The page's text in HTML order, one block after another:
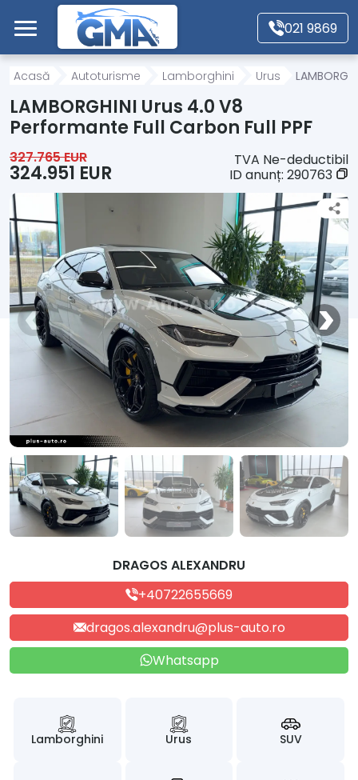
Mergi direct la conținutul principal
021 9869
Acasă
Autoturisme
Motociclete
Autoutilitare
Alte tipuri vehicule
Despre Noi
Contact
Acasă Autoturisme Lamborghini Urus
LAMBORGHINI Urus 4.0 V8
Performante Full Carbon Full PPF
327.765 EUR
324.951 EUR
TVA Ne-deductibil
ID anunț: 290763
DRAGOS ALEXANDRU
+40722655669
dragos.alexandru@plus-auto.ro
Whatsapp
Lamborghini Urus SUV